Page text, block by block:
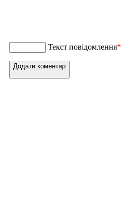
Текст повідомлення*
Додати коментар